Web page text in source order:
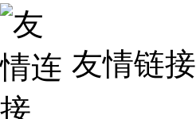
友情链接